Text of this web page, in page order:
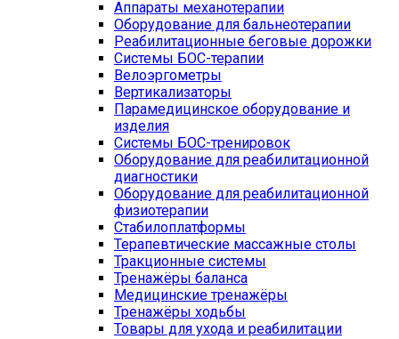
Аппараты механотерапии
Оборудование для бальнеотерапии
Реабилитационные беговые дорожки
Системы БОС-терапии
Велоэргометры
Вертикализаторы
Парамедицинское оборудование и
изделия
Системы БОС-тренировок
Оборудование для реабилитационной
диагностики
Оборудование для реабилитационной
физиотерапии
Стабилоплатформы
Терапевтические массажные столы
Тракционные системы
Тренажёры баланса
Медицинские тренажёры
Тренажёры ходьбы
Товары для ухода и реабилитации